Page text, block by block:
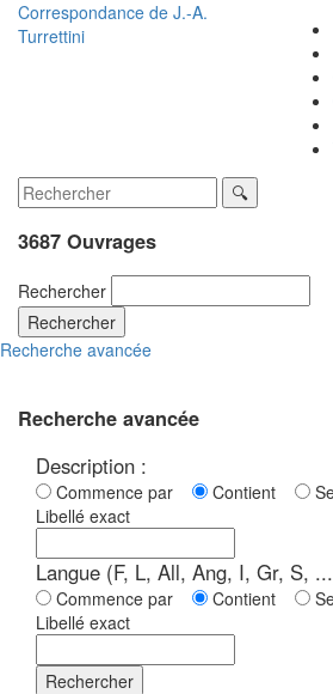
Correspondance de J.-A.
Turrettini
3687 Ouvrages
Rechercher
Rechercher
Recherche avancée
Recherche avancée
Description :
Commence par Contient
Libellé exact
Langue (F, L, All, Ang, I, Gr, S,
Commence par Contient
Libellé exact
Rechercher